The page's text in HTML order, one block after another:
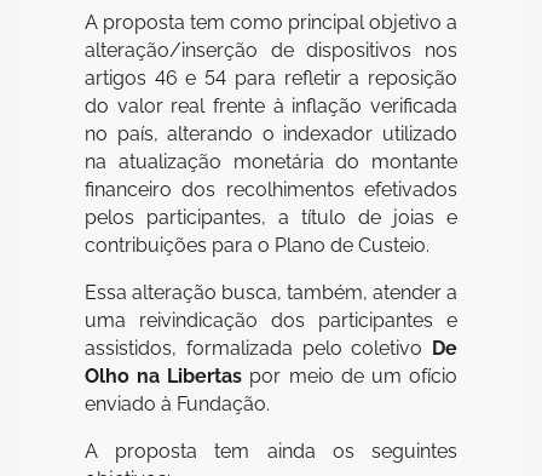
A proposta tem como principal objetivo a
alteração/inserção de dispositivos nos
artigos 46 e 54 para refletir a reposição
do valor real frente à inflação verificada
no país, alterando o indexador utilizado
na atualização monetária do montante
financeiro dos recolhimentos efetivados
pelos participantes, a título de joias e
contribuições para o Plano de Custeio.
Essa alteração busca, também, atender a
uma reivindicação dos participantes e
assistidos, formalizada pelo coletivo De
Olho na Libertas por meio de um ofício
enviado à Fundação.
A proposta tem ainda os seguintes